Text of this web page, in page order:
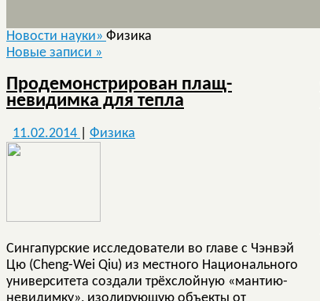
Новости науки» Физика
Новые записи »
Продемонстрирован плащ-
невидимка для тепла
11.02.2014 Физика
Сингапурские исследователи во главе с Чэнвэй
Цю (Cheng-Wei Qiu) из местного Национального
университета создали трёхслойную «мантию-